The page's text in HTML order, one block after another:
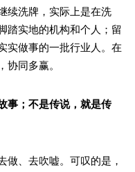
续洗牌，实际上是在洗
踏实地的机构和个人；留
实做事的一批行业人。在
协同多赢。
事；不是传说，就是传
、去吹嘘。可叹的是，